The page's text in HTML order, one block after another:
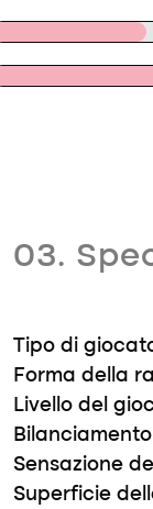
03.
Tipo di
Forma della
Livello del
Sensazione
Superficie